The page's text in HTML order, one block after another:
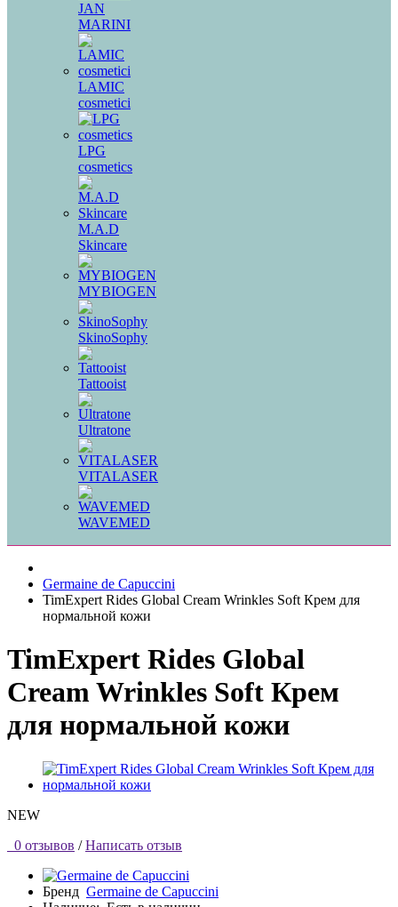
JAN
MARINI
LAMIC
cosmetici
LPG
cosmetics
M.A.D
Skincare
MYBIOGEN
SkinoSophy
Tattooist
Ultratone
VITALASER
WAVEMED
Germaine de Capuccini
TimExpert Rides Global Cream Wrinkles Soft Крем для
нормальной кожи
TimExpert Rides Global
Cream Wrinkles Soft Крем
для нормальной кожи
NEW
0 отзывов / Написать отзыв
Бренд Germaine de Capuccini